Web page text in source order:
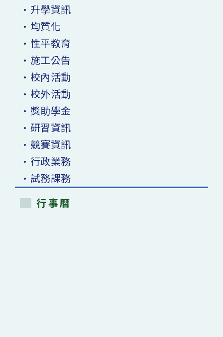
•升學資訊
•均質化
•性平教育
•施工公告
•校內活動
•校外活動
•獎助學金
•研習資訊
•競賽資訊
•行政業務
•試務課務
行事曆